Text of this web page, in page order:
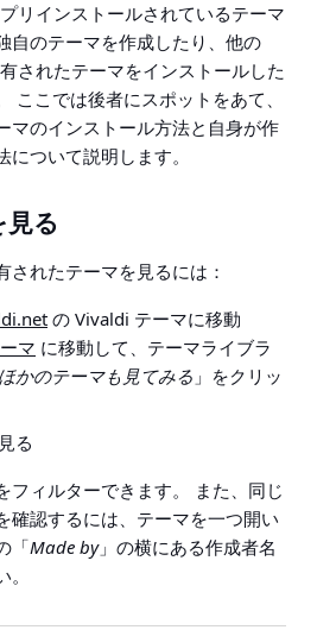
リインストールされているテーマ
自のテーマを作成したり、他の
されたテーマをインストールした
ここでは後者にスポットをあて、
マのインストール方法と自身が作
ついて説明します。
る
されたテーマを見るには：
の Vivaldi テーマに移動
マ に移動して、テーマライブラ
ほかのテーマも見てみる 」をクリッ
る
フィルターできます。 また、同じ
確認するには、テーマを一つ開い
「Made by」の横にある作成者名